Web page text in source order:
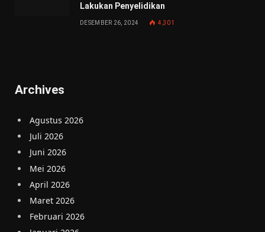
Lakukan Penyelidikan
DESEMBER 26, 2024 4,301
Archives
Agustus 2026
Juli 2026
Juni 2026
Mei 2026
April 2026
Maret 2026
Februari 2026